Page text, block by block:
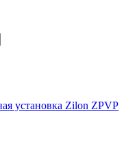
установка Zilon ZPVP